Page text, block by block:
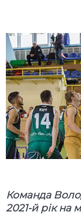
Команда
2021-й рік на